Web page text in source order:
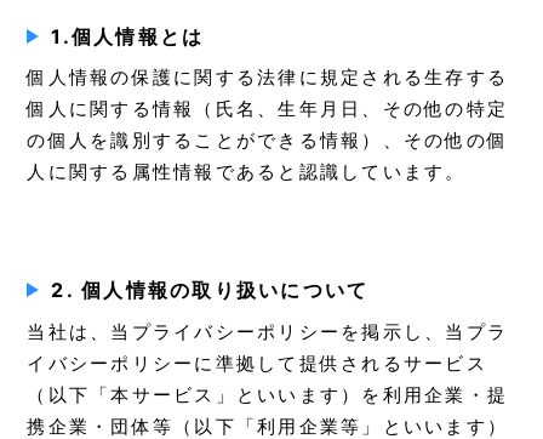
1.個人情報とは
個人情報の保護に関する法律に規定される生存する
個人に関する情報（氏名、生年月日、その他の特定
の個人を識別することができる情報）、その他の個
人に関する属性情報であると認識しています。
2. 個人情報の取り扱いについて
当社は、当プライバシーポリシーを掲示し、当プラ
イバシーポリシーに準拠して提供されるサービス
（以下「本サービス」といいます）を利用企業・提
携企業・団体等（以下「利用企業等」といいます）